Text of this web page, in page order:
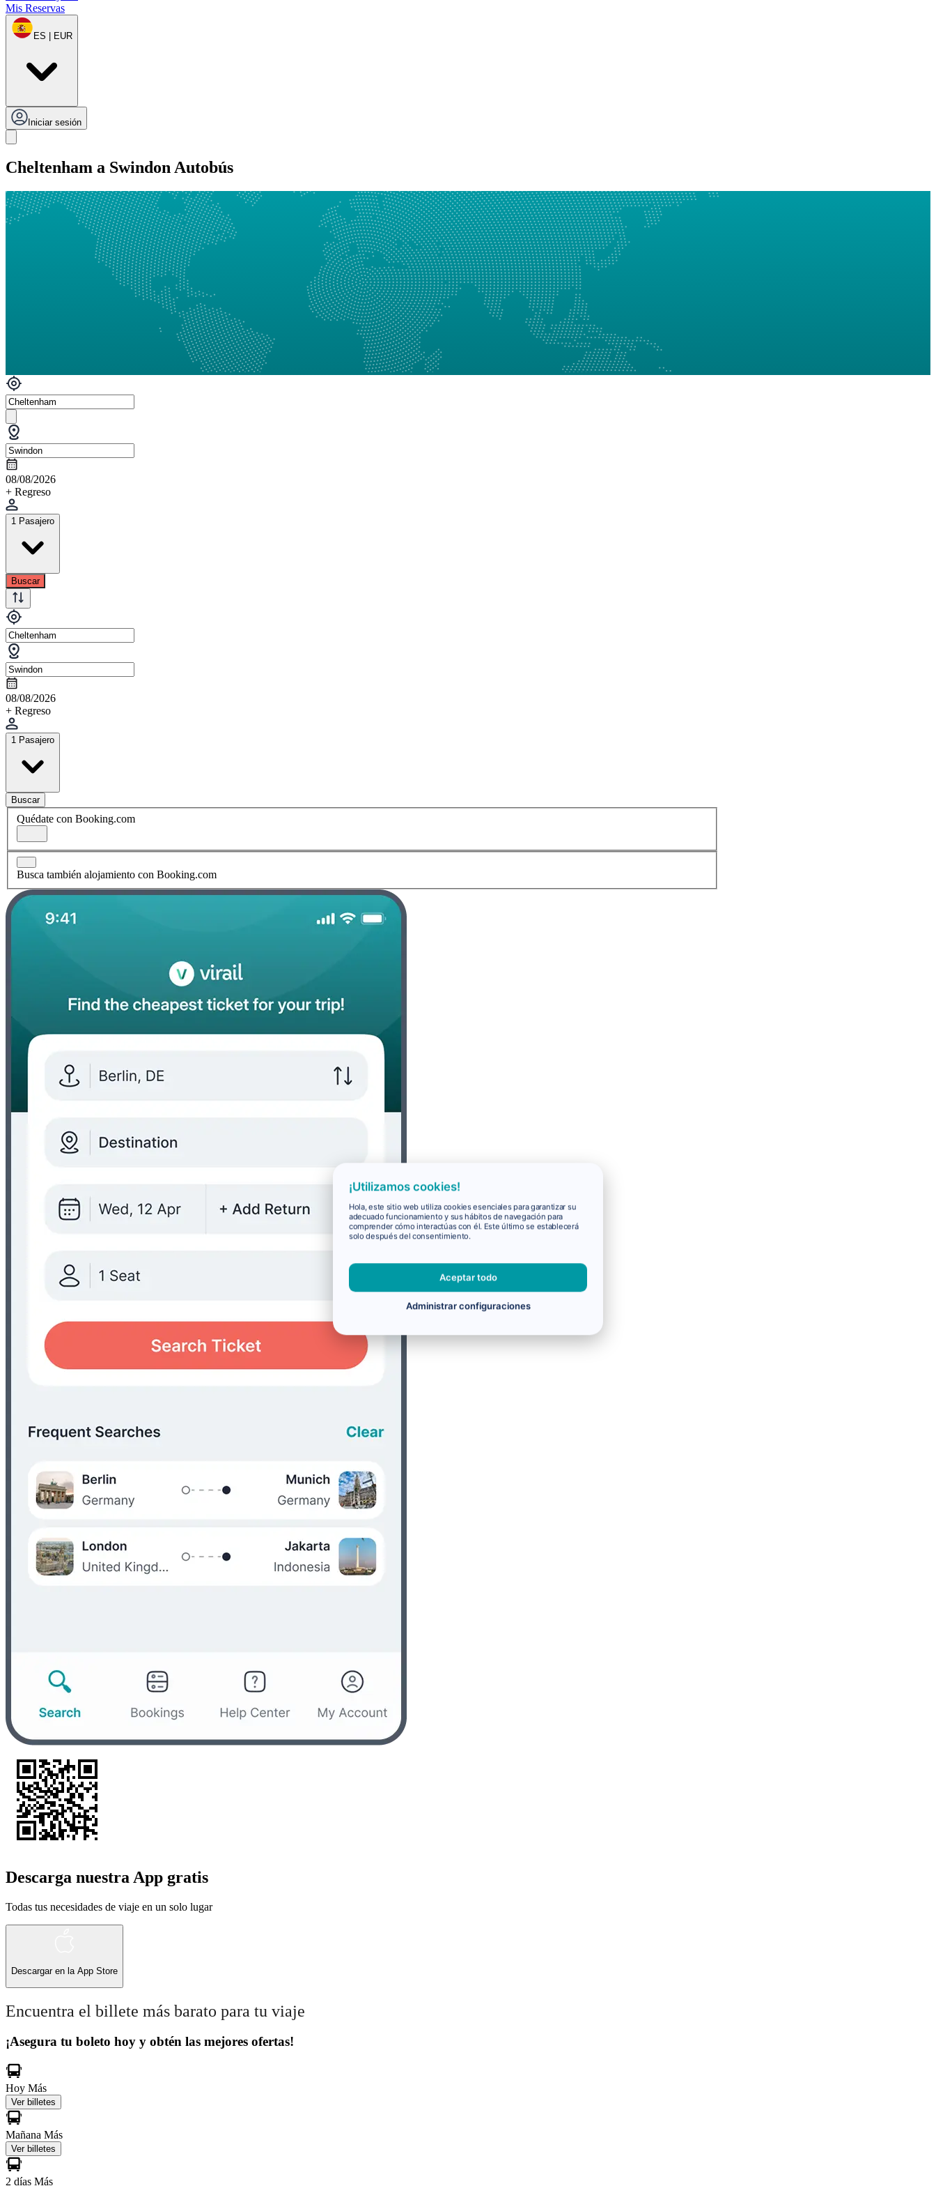
Mis Reservas
ES | EUR
Iniciar sesión
Cheltenham a Swindon Autobús
08/08/2026
+ Regreso
1 Pasajero
Buscar
08/08/2026
+ Regreso
1 Pasajero
Buscar
Quédate con Booking.com
Busca también alojamiento con Booking.com
Descarga nuestra App gratis
Todas tus necesidades de viaje en un solo lugar
Descargar en la App Store
Encuentra el billete más barato para tu viaje
¡Asegura tu boleto hoy y obtén las mejores ofertas!
Hoy Más
Ver billetes
Mañana Más
Ver billetes
2 días Más
¡Utilizamos cookies!
Hola, este sitio web utiliza cookies esenciales para garantizar su
adecuado funcionamiento y sus hábitos de navegación para
comprender cómo interactúas con él. Este último se establecerá
solo después del consentimiento.
Aceptar todo
Administrar configuraciones